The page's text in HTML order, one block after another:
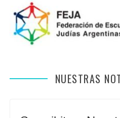
NUESTRAS